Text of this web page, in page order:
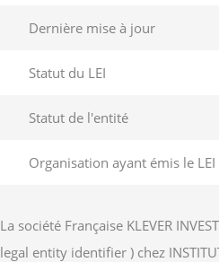
Dernière mise à jour
Statut du LEI
Statut de l'entité
Organisation ayant émis le LEI
La société Française KLEVER
legal entity identifier ) chez